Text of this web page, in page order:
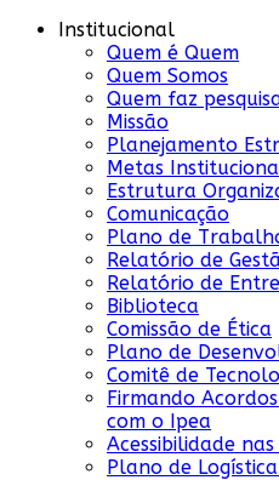
Institucional
Quem é Quem
Quem Somos
Quem faz
Missão
Planejamento
Metas
Estrutura
Comunicação
Plano de
Relatório de
Relatório de
Biblioteca
Comissão de Ética
Plano de
Comitê de
Firmando
com o Ipea
Acessibilidade
Plano de